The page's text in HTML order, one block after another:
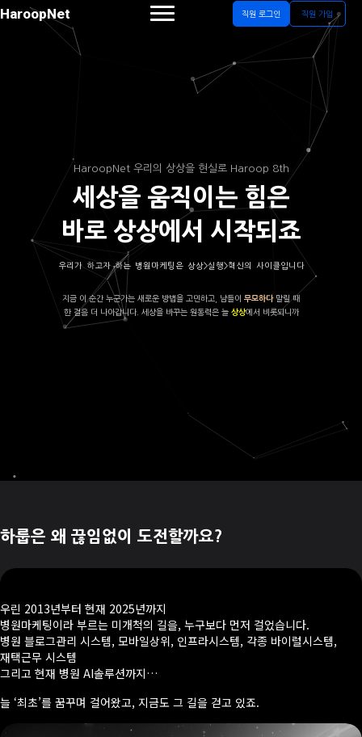
HaroopNet 직원 로그인 직원 가입
HaroopNet 우리의 상상을 현실로 Haroop 8th
세상을 움직이는 힘은
바로 상상에서 시작되죠
우리가 하고자 하는 병원마케팅은 상상>실행>혁신의 사이클입니다
지금 이 순간 누군가는 새로운 방법을 고민하고, 남들이 무모하다말릴 때
한 걸음 더 나아갑니다. 세상을 바꾸는 원동력은 늘 상상에서 비롯되니까
하룹은 왜 끊임없이 도전할까요?
우린 2013년부터 현재 2025년까지
병원마케팅이라 부르는 미개척의 길을, 누구보다 먼저 걸었습니다.
병원 블로그관리 시스템, 모바일상위, 인프라시스템, 각종 바이럴시스템,
재택근무 시스템
그리고 현재 병원 AI솔루션까지…
늘 ‘최초’를 꿈꾸며 걸어왔고, 지금도 그 길을 걷고 있죠.